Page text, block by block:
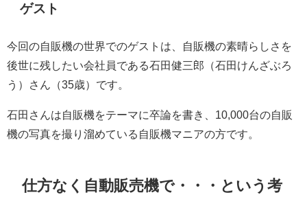
ゲスト
今回の自販機の世界でのゲストは、自販機の素晴らしさを
後世に残したい会社員である石田健三郎（石田けんざぶろ
う）さん（35歳）です。
石田さんは自販機をテーマに卒論を書き、10,000台の自販
機の写真を撮り溜めている自販機マニアの方です。
仕方なく自動販売機で・・・という考